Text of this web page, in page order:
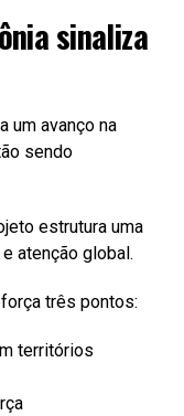
sinaliza
um avanço na
sendo
estrutura uma
atenção global.
três pontos:
territórios